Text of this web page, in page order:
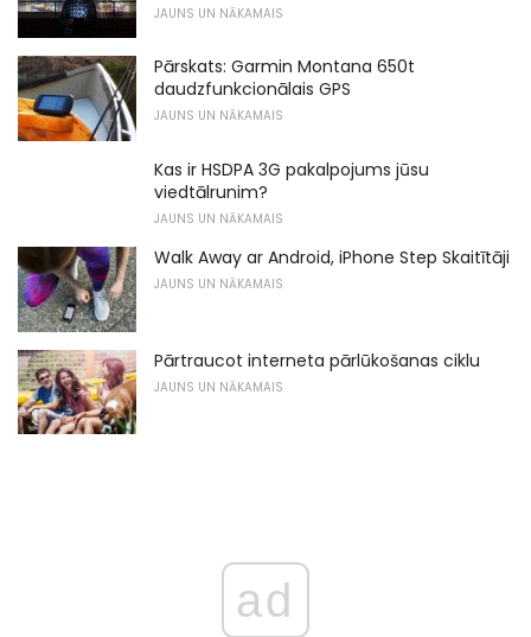
JAUNS UN NĀKAMAIS
Pārskats: Garmin Montana 650t
daudzfunkcionālais GPS
JAUNS UN NĀKAMAIS
Kas ir HSDPA 3G pakalpojums jūsu
viedtālrunim?
JAUNS UN NĀKAMAIS
Walk Away ar Android, iPhone Step Skaitītāji
JAUNS UN NĀKAMAIS
Pārtraucot interneta pārlūkošanas ciklu
JAUNS UN NĀKAMAIS
ad